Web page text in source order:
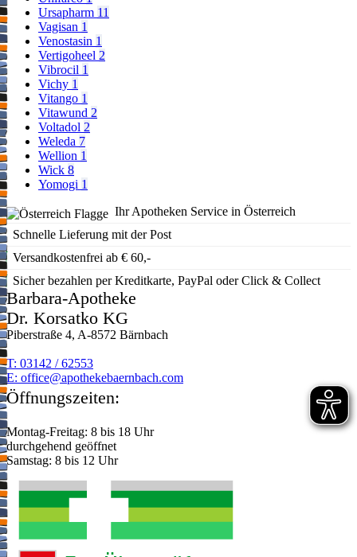
Ursapharm 11
Vagisan 1
Venostasin 1
Vertigoheel 2
Vibrocil 1
Vichy 1
Vitango 1
Vitawund 2
Voltadol 2
Weleda 7
Wellion 1
Wick 8
Yomogi 1
Ihr Apotheken Service in Österreich
Schnelle Lieferung mit der Post
Versandkostenfrei ab € 60,-
Sicher bezahlen per Kreditkarte, PayPal oder Click & Collect
Barbara-Apotheke
Dr. Korsatko KG
Piberstraße 4, A-8572 Bärnbach
T: 03142 / 62553
E: moc.hcabnreabekehtopa@eciffo
Öffnungszeiten:
Montag-Freitag: 8 bis 18 Uhr
durchgehend geöffnet
Samstag: 8 bis 12 Uhr